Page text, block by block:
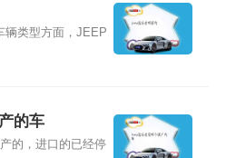
辆类型方面，JEEP
的车
的，进口的已经停